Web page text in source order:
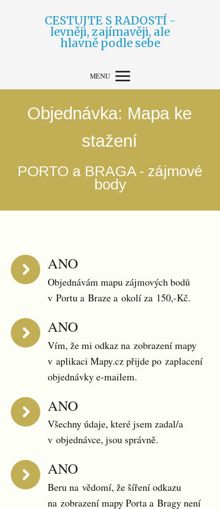
CESTUJTE S RADOSTÍ -
levněji, zajímavěji, ale
hlavně podle sebe
MENU
Objednávka: Mapa ke
stažení
PORTO a BRAGA - zájmové
body
ANO
Objednávám mapu zájmových bodů
v Portu a Braze a okolí za 150,-Kč.
ANO
Vím, že mi odkaz na zobrazení mapy
v aplikaci Mapy.cz přijde po zaplacení
objednávky e-mailem.
ANO
Všechny údaje, které jsem zadal/a
v objednávce, jsou správně.
ANO
Beru na vědomí, že šíření odkazu
na zobrazení mapy Porta a Bragy není